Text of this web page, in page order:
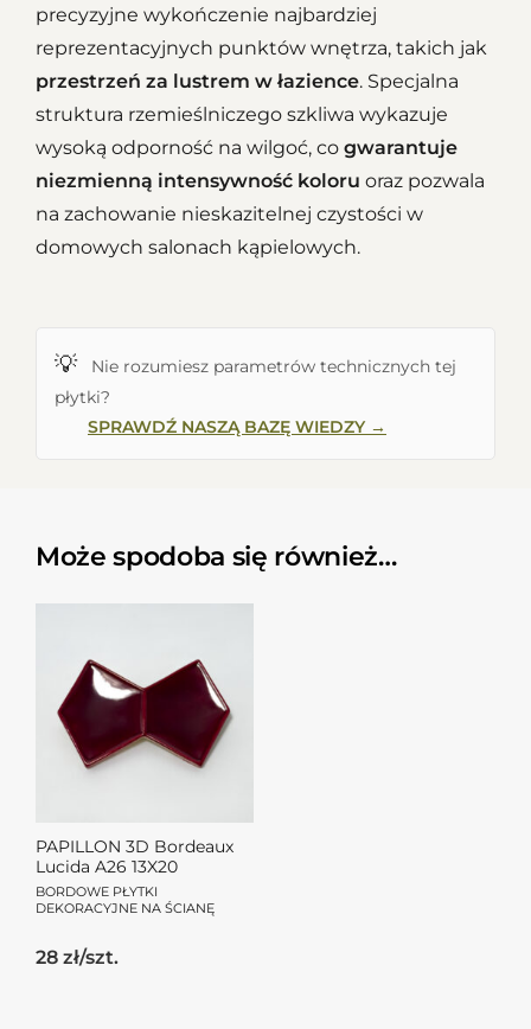
precyzyjne wykończenie najbardziej
reprezentacyjnych punktów wnętrza, takich jak
przestrzeń za lustrem w łazience. Specjalna
struktura rzemieślniczego szkliwa wykazuje
wysoką odporność na wilgoć, co gwarantuje
niezmienną intensywność koloru oraz pozwala
na zachowanie nieskazitelnej czystości w
domowych salonach kąpielowych.
💡
Nie rozumiesz parametrów technicznych tej
płytki?
SPRAWDŹ NASZĄ BAZĘ WIEDZY →
Może spodoba się również…
PAPILLON 3D Bordeaux
Lucida A26 13X20
BORDOWE PŁYTKI
DEKORACYJNE NA ŚCIANĘ
28 zł/szt.